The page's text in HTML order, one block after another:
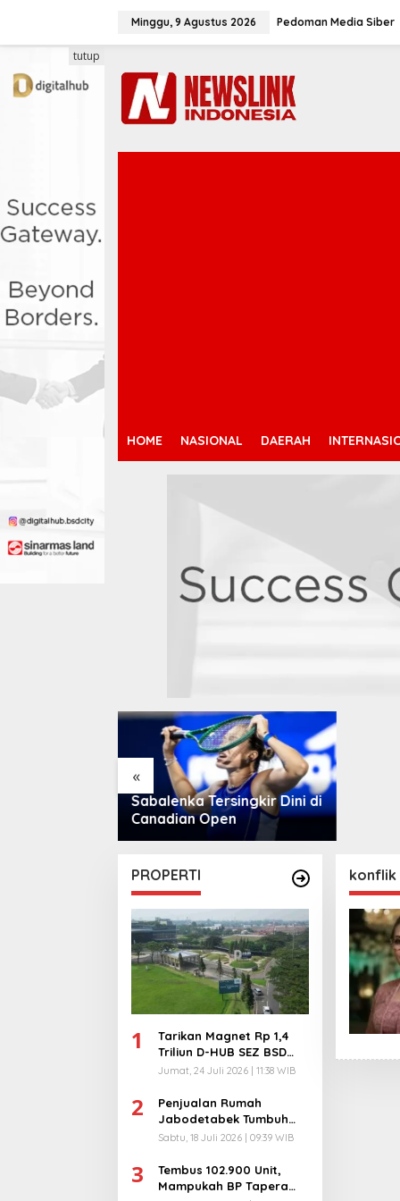
Minggu, 9 Agustus 2026 Pedoman Media Siber
HOME NASIONAL DAERAH
tutup
«
PROPERTI
1
Tarikan Magnet Rp 1,4
Triliun D-HUB SEZ BSD
City, Buka 1736
Jumat, 24 Juli 2026 | 11:38 WIB
2
Penjualan Rumah
Jabodetabek Tumbuh
94%! Developer
Ekstra
Sabtu, 18 Juli 2026 | 09:39 WIB
3
Tembus 102.900 Unit,
Mampukah BP Tapera